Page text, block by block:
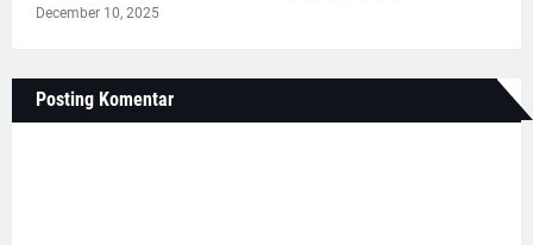
December 10, 2025
Posting Komentar